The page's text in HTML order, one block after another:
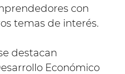
con
temas de interés.
destacan
Económico